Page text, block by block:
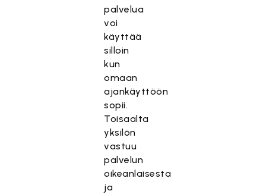
palvelua
voi
käyttää
silloin
kun
omaan
ajankäyttöön
sopii.
Toisaalta
yksilön
vastuu
palvelun
oikeanlaisesta
ja